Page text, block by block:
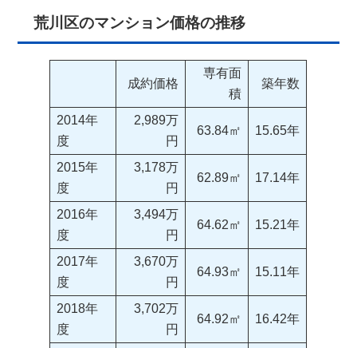
荒川区のマンション価格の推移
成約価格
専有面
積
築年数
2014年
度
2,989万
円
63.84㎡ 15.65年
2015年
度
3,178万
円
62.89㎡ 17.14年
2016年
度
3,494万
円
64.62㎡ 15.21年
2017年
度
3,670万
円
64.93㎡ 15.11年
2018年
度
3,702万
円
64.92㎡ 16.42年